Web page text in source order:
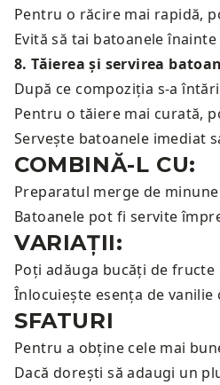
Pentru o răcire mai rapidă,
Evită să tai batoanele
8.Tăierea și servirea
După ce compoziția s-a
Pentru o tăiere mai curată,
Servește batoanele imediat
COMBINĂ-L CU:
Preparatul merge de
Batoanele pot fi servite
VARIAȚII:
Poți adăuga bucăți de
Înlocuiește esența de
SFATURI
Pentru a obține cele mai
Dacă dorești să adaugi un